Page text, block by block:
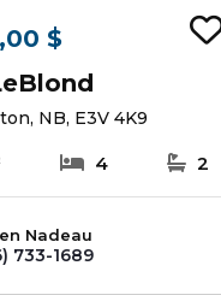
$
NB, E3V 4K9
4 2
Nadeau
733-1689